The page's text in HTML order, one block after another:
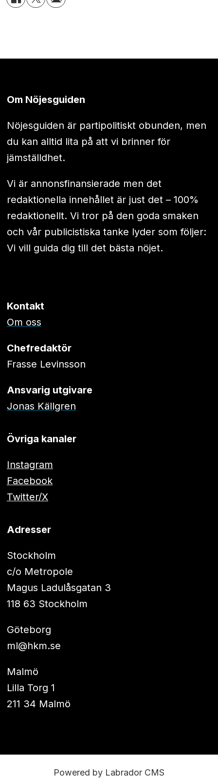
Om Nöjesguiden
Nöjesguiden är partipolitiskt obunden, men
du kan alltid lita på att vi brinner för
jämställdhet.
Vi är annonsfinansierade men det
redaktionella innehållet är just det – 100%
redaktionellt. Vi tror på den goda smaken
och vår publicistiska tanke lyder som följer:
Vi vill guida dig till det bästa nöjet.
Kontakt
Om oss
Chefredaktör
Frasse Levinsson
Ansvarig utgivare
Jonas Källgren
Övriga kanaler
Instagram
Facebook
Twitter/X
Adresser
Stockholm
c/o Metropole
Magus Ladulåsgatan 3
118 63 Stockholm
Göteborg
ml@hkm.se
Malmö
Lilla Torg 1
211 34 Malmö
Powered by Labrador CMS